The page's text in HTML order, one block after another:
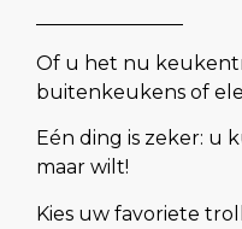
Of u het nu
buitenkeukens of
Eén ding is zeker: u
maar wilt!
Kies uw favoriete